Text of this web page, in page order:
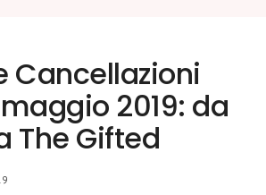
Cancellazioni
2019: da
The Gifted